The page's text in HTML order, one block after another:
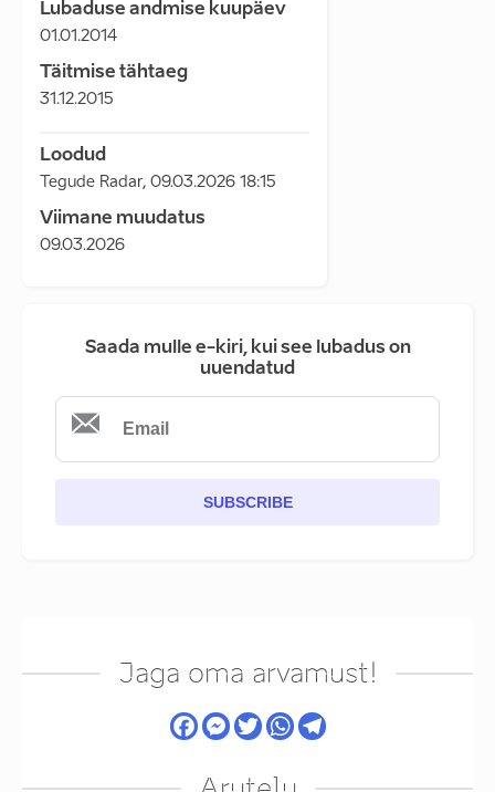
Lubaduse andmise kuupäev
01.01.2014
Täitmise tähtaeg
31.12.2015
Loodud
Tegude Radar, 09.03.2026 18:15
Viimane muudatus
09.03.2026
Saada mulle e-kiri, kui see lubadus on
uuendatud
SUBSCRIBE
Jaga oma arvamust!